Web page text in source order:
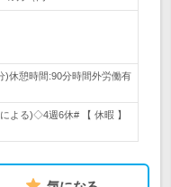
)休憩時間:90分時間外労働有
よる)◇4週6休# 【 休暇 】